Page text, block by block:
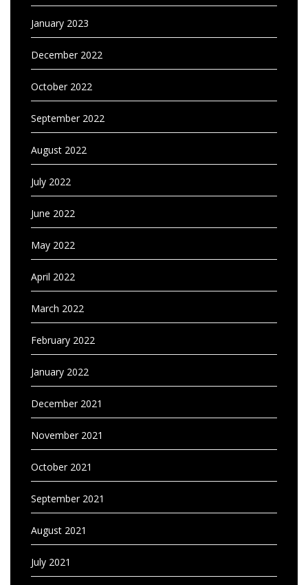
January 2023
December 2022
October 2022
September 2022
August 2022
July 2022
June 2022
May 2022
April 2022
March 2022
February 2022
January 2022
December 2021
November 2021
October 2021
September 2021
August 2021
July 2021